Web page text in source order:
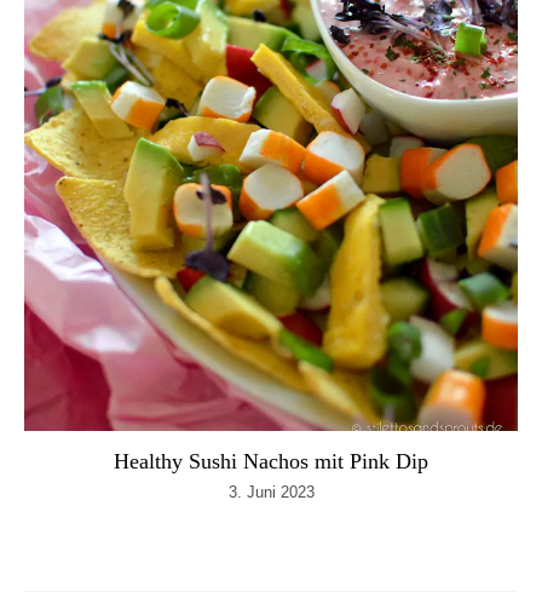
Healthy Sushi Nachos mit Pink Dip
3. Juni 2023